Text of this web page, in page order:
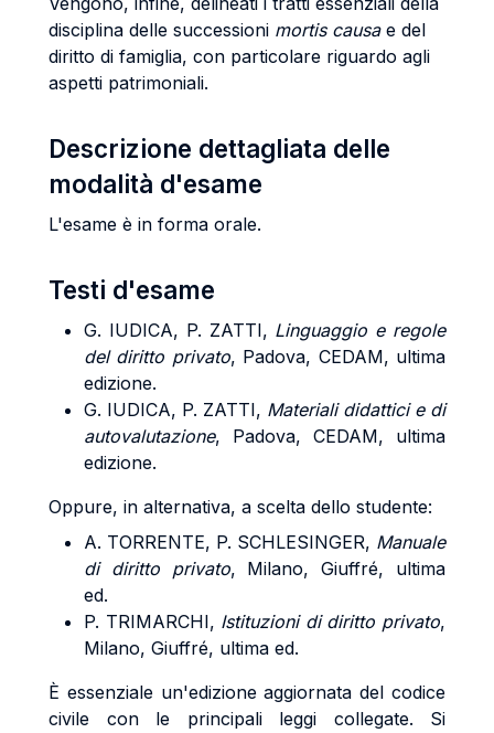
disciplina delle successioni mortis causa e del
diritto di famiglia, con particolare riguardo agli
aspetti patrimoniali.
Descrizione dettagliata delle
modalità d'esame
L'esame è in forma orale.
Testi d'esame
G. IUDICA, P. ZATTI, Linguaggio e regole
del diritto privato, Padova, CEDAM, ultima
edizione.
G. IUDICA, P. ZATTI, Materiali didattici e di
autovalutazione, Padova, CEDAM, ultima
edizione.
Oppure, in alternativa, a scelta dello studente:
A. TORRENTE, P. SCHLESINGER, Manuale
di diritto privato, Milano, Giuffré, ultima
ed.
P. TRIMARCHI, Istituzioni di diritto privato,
Milano, Giuffré, ultima ed.
È essenziale un'edizione aggiornata del codice
civile con le principali leggi collegate. Si